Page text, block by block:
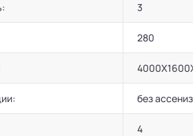
3
280
без
4